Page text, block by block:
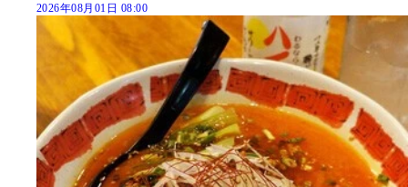
2026年08月01日 08:00